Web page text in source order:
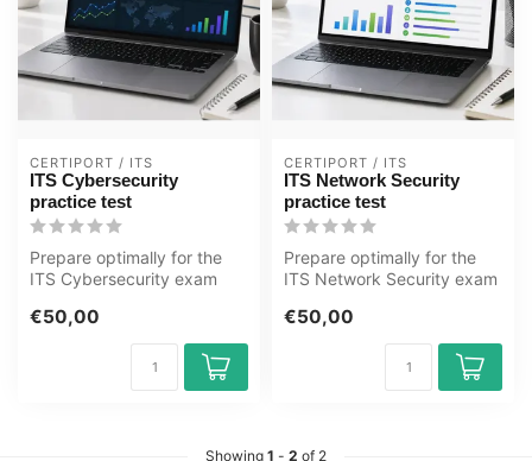
CERTIPORT / ITS
ITS Cybersecurity
practice test
Prepare optimally for the
ITS Cybersecurity exam
test ...
€50,00
CERTIPORT / ITS
ITS Network Security
practice test
Prepare optimally for the
ITS Network Security exam
te...
€50,00
Showing 1 - 2 of 2